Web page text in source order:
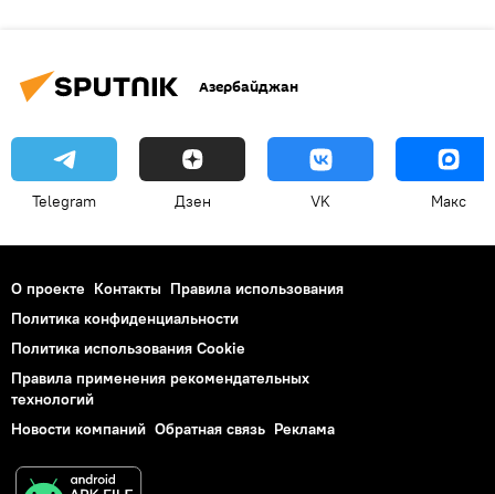
Азербайджан
Telegram Дзен VK Макс
О проекте Контакты Правила использования
Политика конфиденциальности
Политика использования Cookie
Правила применения рекомендательных
технологий
Новости компаний Обратная связь Реклама